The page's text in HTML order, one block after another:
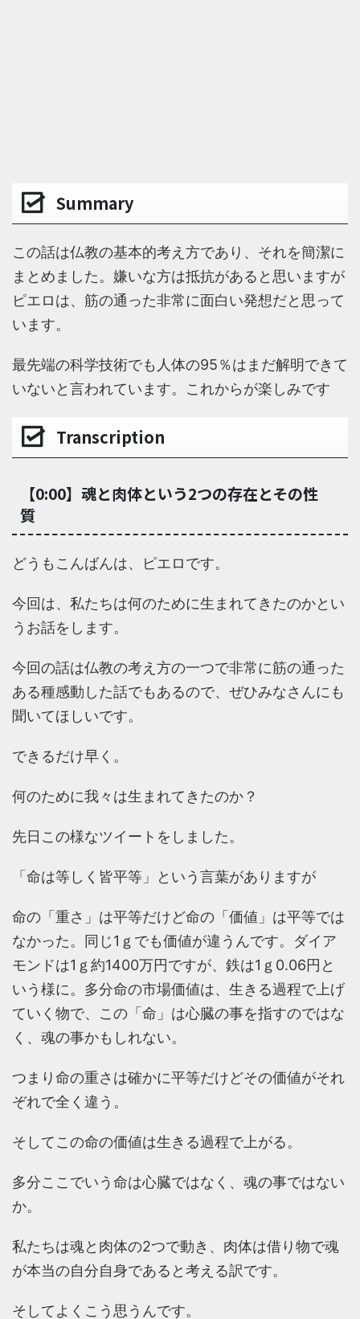
Summary
この話は仏教の基本的考え方であり、それを簡潔に
まとめました。嫌いな方は抵抗があると思いますが
ピエロは、筋の通った非常に面白い発想だと思って
います。
最先端の科学技術でも人体の95％はまだ解明できて
いないと言われています。これからが楽しみです
Transcription
【0:00】魂と肉体という2つの存在とその性
質
どうもこんばんは、ピエロです。
今回は、私たちは何のために生まれてきたのかとい
うお話をします。
今回の話は仏教の考え方の一つで非常に筋の通った
ある種感動した話でもあるので、ぜひみなさんにも
聞いてほしいです。
できるだけ早く。
何のために我々は生まれてきたのか？
先日この様なツイートをしました。
「命は等しく皆平等」という言葉がありますが
命の「重さ」は平等だけど命の「価値」は平等では
なかった。同じ1ｇでも価値が違うんです。ダイア
モンドは1ｇ約1400万円ですが、鉄は1ｇ0.06円と
いう様に。多分命の市場価値は、生きる過程で上げ
ていく物で、この「命」は心臓の事を指すのではな
く、魂の事かもしれない。
つまり命の重さは確かに平等だけどその価値がそれ
ぞれで全く違う。
そしてこの命の価値は生きる過程で上がる。
多分ここでいう命は心臓ではなく、魂の事ではない
か。
私たちは魂と肉体の2つで動き、肉体は借り物で魂
が本当の自分自身であると考える訳です。
そしてよくこう思うんです。